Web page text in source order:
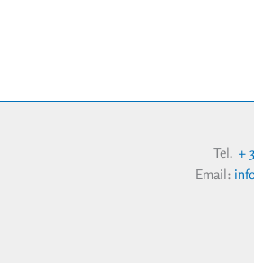
Tel. +
Email: